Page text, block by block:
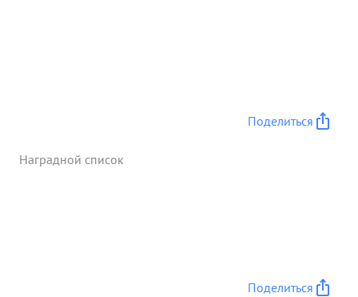
Поделиться
Наградной список
Поделиться